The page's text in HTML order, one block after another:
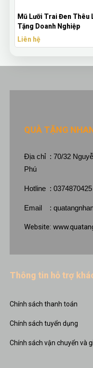
Mũ Lưỡi Trai Đen Thêu
Tặng Doanh Nghiệp
Liên hệ
QUÀ TẶNG
Địa chỉ : 70/32
Phú
Hotline : 0374870425
Email :
Website:
Thông tin hỗ trợ
Chính sách thanh toán
Chính sách tuyển dụng
Chính sách vận chuyển và